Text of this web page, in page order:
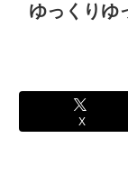
ゆっくりゆ
X